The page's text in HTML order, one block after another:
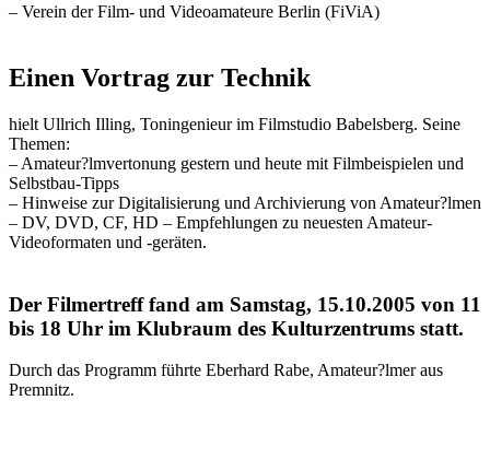
– Verein der Film- und Videoamateure Berlin (FiViA)
Einen Vortrag zur Technik
hielt Ullrich Illing, Toningenieur im Filmstudio Babelsberg. Seine
Themen:
– Amateur?lmvertonung gestern und heute mit Filmbeispielen und
Selbstbau-Tipps
– Hinweise zur Digitalisierung und Archivierung von Amateur?lmen
– DV, DVD, CF, HD – Empfehlungen zu neuesten Amateur-
Videoformaten und -geräten.
Der Filmertreff fand am Samstag, 15.10.2005 von 11
bis 18 Uhr im Klubraum des Kulturzentrums statt.
Durch das Programm führte Eberhard Rabe, Amateur?lmer aus
Premnitz.